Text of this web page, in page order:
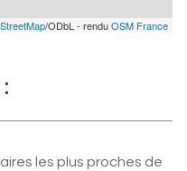
/ODbL - renduOSM France
les plus proches de